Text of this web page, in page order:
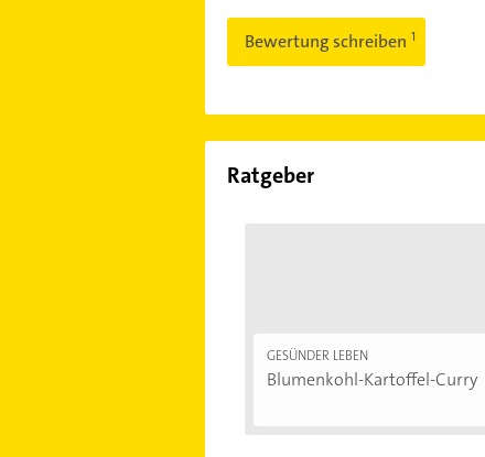
Bewertung schreiben
Ratgeber
GESÜNDER LEBEN
Blumenkohl-Kartoffel-Curry